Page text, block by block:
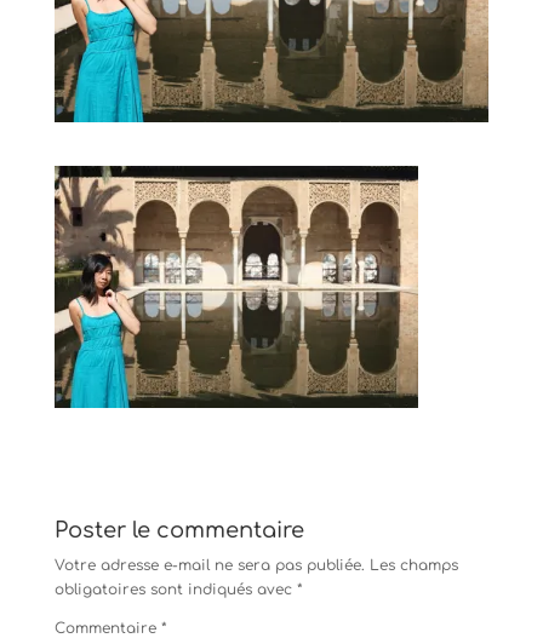
Poster le commentaire
Votre adresse e-mail ne sera pas publiée. Les champs
obligatoires sont indiqués avec *
Commentaire *